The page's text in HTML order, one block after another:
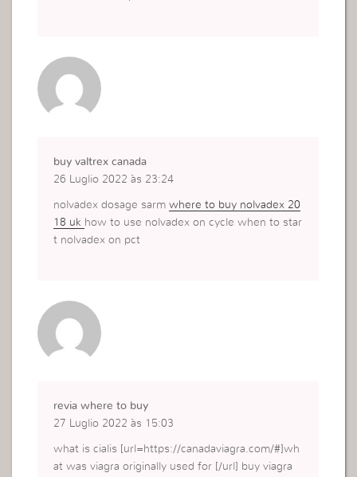
buy valtrex canada
26 Luglio 2022 às 23:24
nolvadex dosage sarmwhere to buy nolvadex 20
18 uk how to use nolvadex on cycle when to star
t nolvadex on pct
revia where to buy
27 Luglio 2022 às 15:03
what is cialis [url=https://canadaviagra.com/#]wh
at was viagra originally used for [/url] buy viagra